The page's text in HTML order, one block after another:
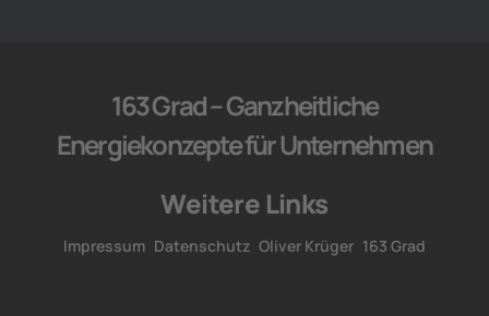
163 Grad – Ganzheitliche
Energiekonzepte für Unternehmen
Weitere Links
Impressum Datenschutz Oliver Krüger 163 Grad